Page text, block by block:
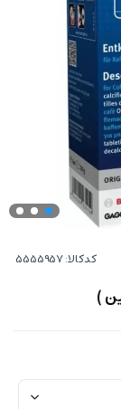
کدکالا:
)